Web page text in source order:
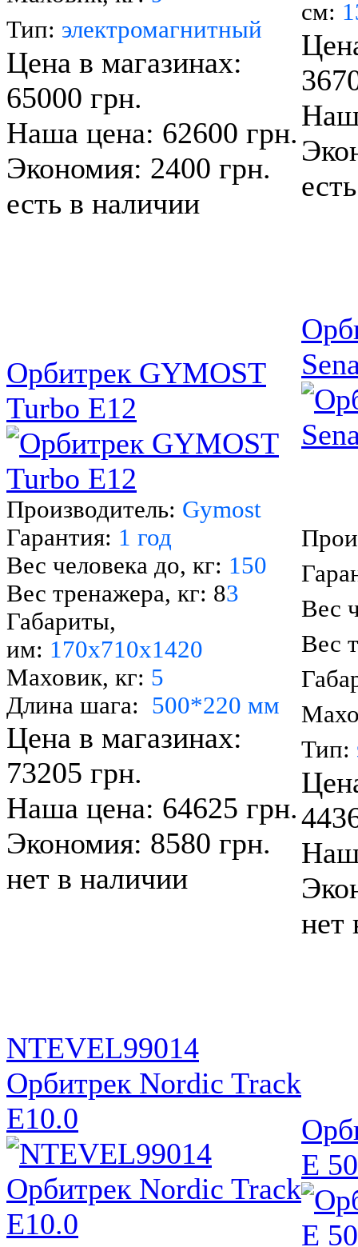
Тип: электромагнитный
Цена в магазинах:
65000 грн.
Наша цена: 62600 грн.
Экономия: 2400 грн.
есть в наличии
см:
Орбитрек GYMOST
Turbo E12
Производитель: Gymost
Гарантия: 1 год
Вес человека до, кг: 150
Вес тренажера, кг: 83
Габариты,
им: 170х710х1420
Маховик, кг: 5
Длина шага: 500*220 мм
Цена в магазинах:
73205 грн.
Наша цена: 64625 грн.
Экономия: 8580 грн.
нет в наличии
Вес
Вес
Тип:
нет
NTEVEL99014
Орбитрек Nordic Track
E10.0
E